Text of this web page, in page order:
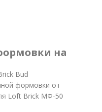
на
Bud
формовки от
Loft Brick МФ-50